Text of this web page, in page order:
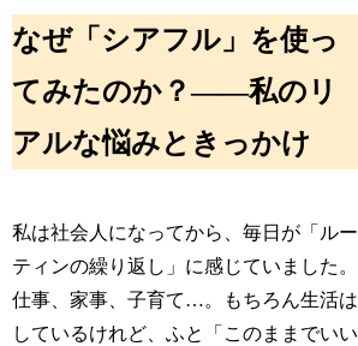
なぜ「シアフル」を使っ
てみたのか？——私のリ
アルな悩みときっかけ
私は社会人になってから、毎日が「ルー
ティンの繰り返し」に感じていました。
仕事、家事、子育て…。もちろん生活は
しているけれど、ふと「このままでいい